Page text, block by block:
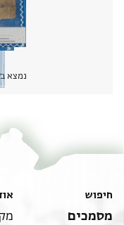
נמצא בPGP מאז
חיפוש
מסמכים